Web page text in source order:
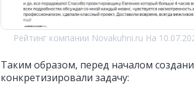
Рейтинг компании Novakuhni.ru На
Таким образом, перед началом
конкретизировали задачу: